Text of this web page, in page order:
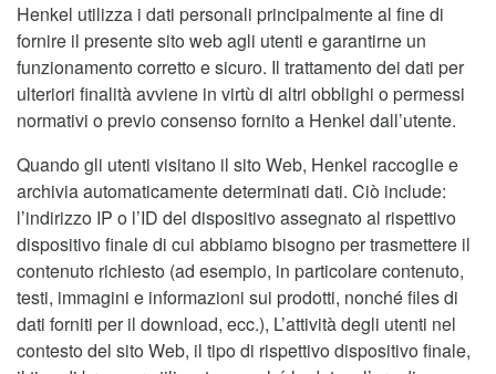
Henkel utilizza i dati personali principalmente al fine di
fornire il presente sito web agli utenti e garantirne un
funzionamento corretto e sicuro. Il trattamento dei dati per
ulteriori finalità avviene in virtù di altri obblighi o permessi
normativi o previo consenso fornito a Henkel dall’utente.
Quando gli utenti visitano il sito Web, Henkel raccoglie e
archivia automaticamente determinati dati. Ciò include:
l’indirizzo IP o l’ID del dispositivo assegnato al rispettivo
dispositivo finale di cui abbiamo bisogno per trasmettere il
contenuto richiesto (ad esempio, in particolare contenuto,
testi, immagini e informazioni sui prodotti, nonché files di
dati forniti per il download, ecc.), L’attività degli utenti nel
contesto del sito Web, il tipo di rispettivo dispositivo finale,